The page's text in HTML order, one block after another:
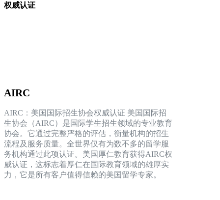
权威认证
AIRC
AIRC：美国国际招生协会权威认证 美国国际招
生协会（AIRC）是国际学生招生领域的专业教育
协会。它通过完整严格的评估，衡量机构的招生
流程及服务质量。全世界仅有为数不多的留学服
务机构通过此项认证。美国厚仁教育获得AIRC权
威认证，这标志着厚仁在国际教育领域的雄厚实
力，它是所有客户值得信赖的美国留学专家。